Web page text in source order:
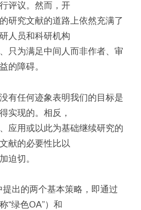
评议。然而，开
研究文献的道路上依然充满了
人员和科研机构
只为满足中间人而非作者、审
的障碍。
有任何迹象表明我们的目标是
实现的。相反，
应用或以此为基础继续研究的
献的必要性比以
迫切。
出的两个基本策略，即通过
“绿色OA”）和